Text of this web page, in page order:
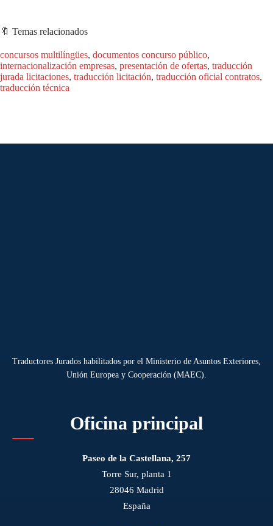
🔖 Temas relacionados
concursos multilíngües, documentos concurso público
internacionalización empresas, presentación de ofertas, traducción
jurada licitaciones, traducción licitación, traducción oficial contratos
traducción técnica
Traductores Jurados habilitados por el Ministerio de Asuntos Exteriores,
Unión Europea y Cooperación (MAEC).
Oficina principal
Paseo de la Castellana, 257
Torre Sur, planta 1
28046 Madrid
España